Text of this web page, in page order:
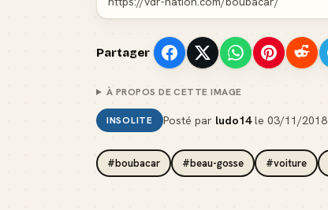
Partager
À PROPOS DE CETTE IMAGE
INSOLITE Posté par ludo14le 03/11/2018
#boubacar #beau-gosse #voiture